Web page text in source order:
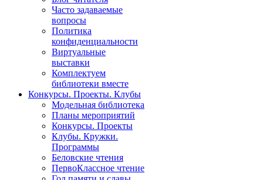
Часто задаваемые
вопросы
Политика
конфиденциальности
Виртуальные
выставки
Комплектуем
библиотеки вместе
Конкурсы. Проекты. Клубы
Модельная библиотека
Планы мероприятий
Конкурсы. Проекты
Клубы. Кружки.
Программы
Беловские чтения
ПервоКлассное чтение